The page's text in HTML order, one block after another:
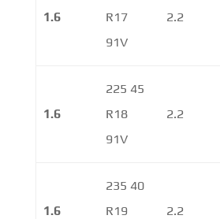
1.6
R17
91V
2.2
1.6
225 45
R18
91V
2.2
1.6
235 40
R19
2.2